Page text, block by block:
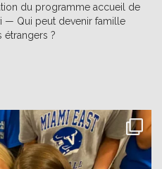
du programme accueil de
— Qui peut devenir famille
étrangers ?